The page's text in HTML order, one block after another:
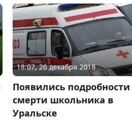
18:07, 26 декабря 2018
Появились подробности
смерти школьника в
Уральске